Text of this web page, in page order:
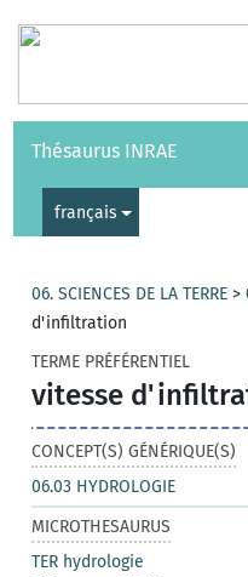
Vocabulaires API
Thésaurus INRAE
français
06. SCIENCES DE LA TERRE >
d'infiltration
TERME PRÉFÉRENTIEL
vitesse
CONCEPT(S) GÉNÉRIQUE(S)
06.03 HYDROLOGIE
MICROTHESAURUS
TER hydrologie